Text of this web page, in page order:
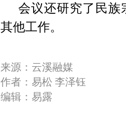
会议还研究了民族
其他工作。
来源：云溪融媒
作者：易松 李泽钰
编辑：易露